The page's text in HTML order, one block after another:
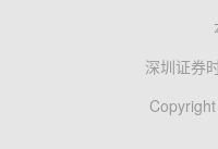
深圳证券